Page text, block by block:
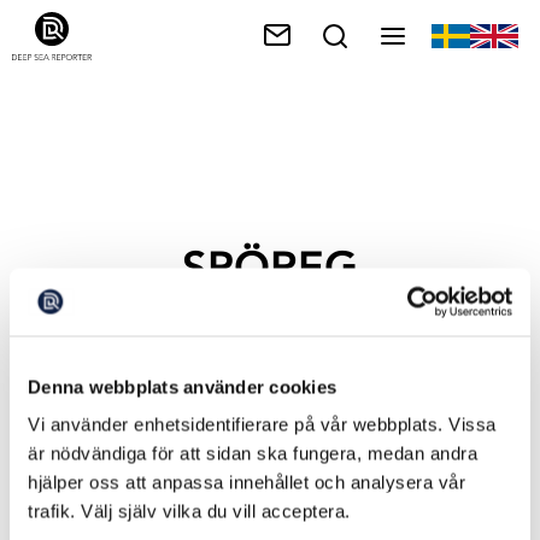
Denna webbplats använder cookies
Vi använder enhetsidentifierare på vår webbplats. Vissa
är nödvändiga för att sidan ska fungera, medan andra
hjälper oss att anpassa innehållet och analysera vår
trafik. Välj själv vilka du vill acceptera.
SPÖREG